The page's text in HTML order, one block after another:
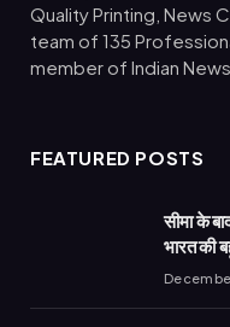
Quality Printing, News
team of 135
member of Indian
FEATURED POSTS
सीमा के
भारत की